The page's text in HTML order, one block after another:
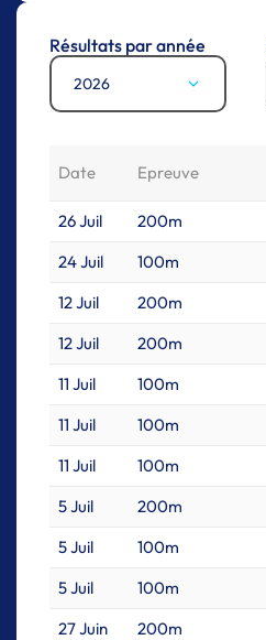
Résultats par année
2026
Date Epreuve
26 Juil 200m
24 Juil
100m
12 Juil
200m
12 Juil
200m
11 Juil
100m
11 Juil
100m
11 Juil
100m
5 Juil
200m
5 Juil
100m
5 Juil
100m
27 Juin
200m